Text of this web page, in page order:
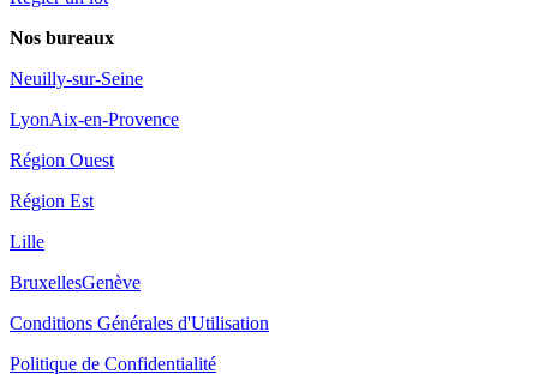
Nos bureaux
Neuilly-sur-Seine
LyonAix-en-Provence
Région Ouest
Région Est
Lille
BruxellesGenève
Conditions Générales d'Utilisation
Politique de Confidentialité